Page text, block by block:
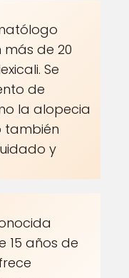
de 20
Se
de
la alopecia
también
y
15 años de